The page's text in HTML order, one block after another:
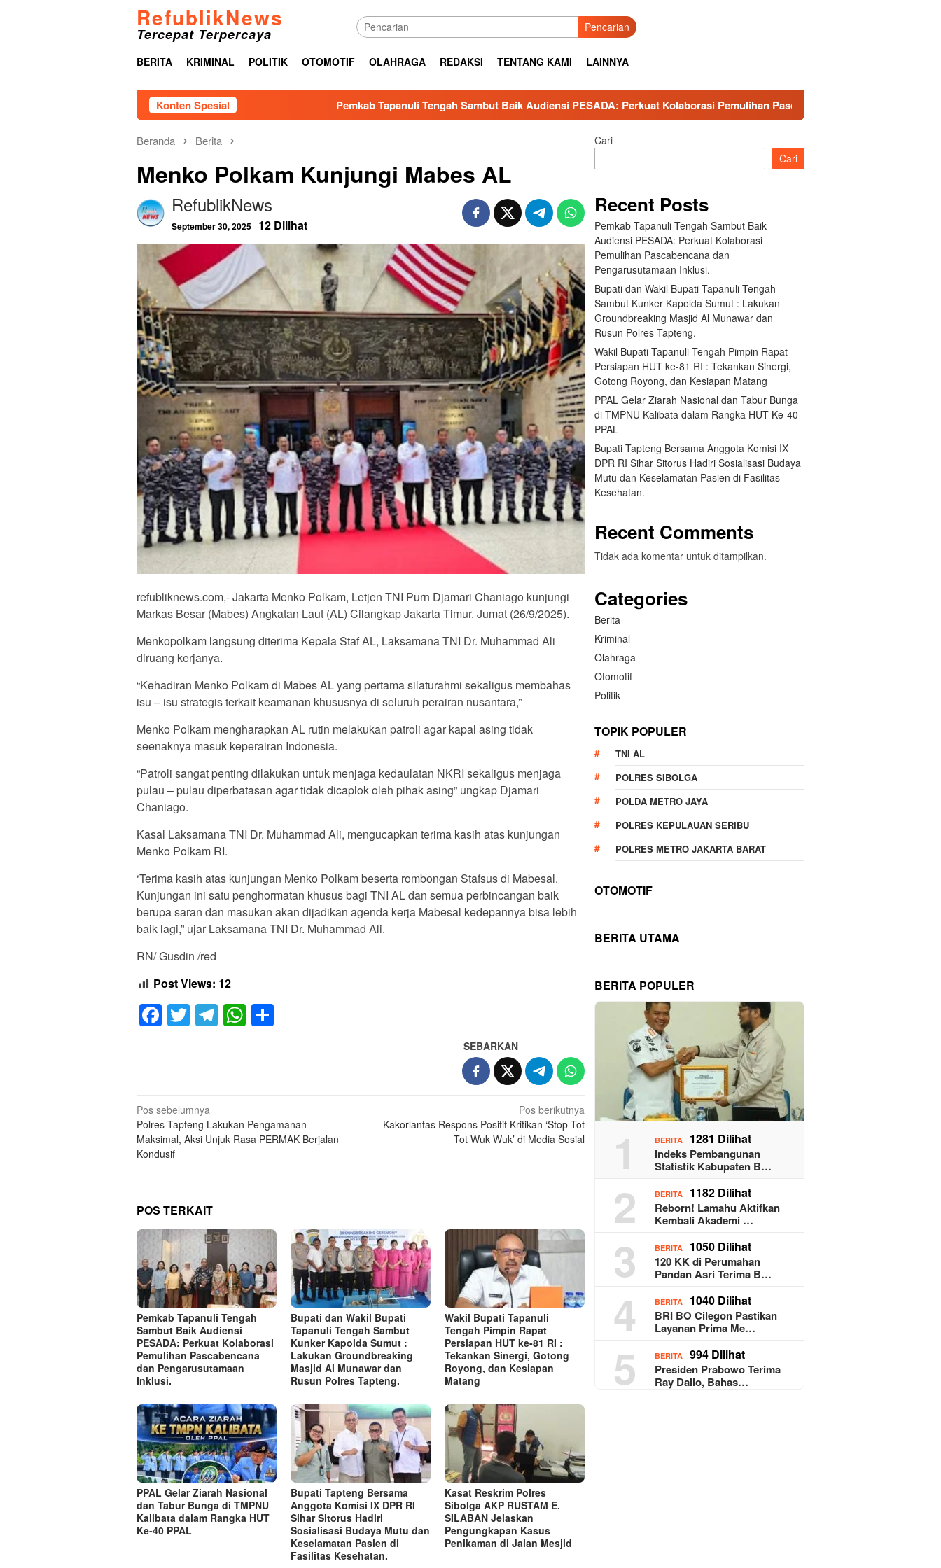
RefublikNews
Tercepat Terpercaya Pencarian
BERITA KRIMINAL POLITIK OTOMOTIF OLAHRAGA REDAKSI TENTANG KAMI LAINNYA
Konten Spesial Pemkab Tapanuli Tengah Sambut Baik Audiensi PESADA: Perkuat Kolaborasi Pemulihan Pascabencana dan Pengarusutamaan Inklusi.
Beranda Berita
Menko Polkam Kunjungi Mabes AL
RefublikNews
September 30, 2025 12 Dilihat
refubliknews.com,- Jakarta Menko Polkam, Letjen TNI Purn Djamari Chaniago kunjungi
Markas Besar (Mabes) Angkatan Laut (AL) Cilangkap Jakarta Timur. Jumat (26/9/2025).
Menkopolkam langsung diterima Kepala Staf AL, Laksamana TNI Dr. Muhammad Ali
diruang kerjanya.
“Kehadiran Menko Polkam di Mabes AL yang pertama silaturahmi sekaligus membahas
isu – isu strategis terkait keamanan khususnya di seluruh perairan nusantara,”
Menko Polkam mengharapkan AL rutin melakukan patroli agar kapal asing tidak
seenaknya masuk keperairan Indonesia.
“Patroli sangat penting dilakukan untuk menjaga kedaulatan NKRI sekaligus menjaga
pulau – pulau diperbatasan agar tidak dicaplok oleh pihak asing” ungkap Djamari
Chaniago.
Kasal Laksamana TNI Dr. Muhammad Ali, mengucapkan terima kasih atas kunjungan
Menko Polkam RI.
‘Terima kasih atas kunjungan Menko Polkam beserta rombongan Stafsus di Mabesal.
Kunjungan ini satu penghormatan khusus bagi TNI AL dan semua perbincangan baik
berupa saran dan masukan akan dijadikan agenda kerja Mabesal kedepannya bisa lebih
baik lagi,” ujar Laksamana TNI Dr. Muhammad Ali.
RN/ Gusdin /red
Post Views: 12
Facebook
TwitterTelegram
WhatsApp
SEBARKAN
Navigasi
pos
Pos sebelumnya
Polres Tapteng Lakukan Pengamanan
Maksimal, Aksi Unjuk Rasa PERMAK Berjalan
Kondusif
Pos berikutnya
Kakorlantas Respons Positif Kritikan ‘Stop Tot
Tot Wuk Wuk’ di Media Sosial
POS TERKAIT
Pemkab Tapanuli Tengah
Sambut Baik Audiensi
PESADA: Perkuat Kolaborasi
Pemulihan Pascabencana
dan Pengarusutamaan
Inklusi.
Bupati dan Wakil Bupati
Tapanuli Tengah Sambut
Kunker Kapolda Sumut :
Lakukan Groundbreaking
Masjid Al Munawar dan
Rusun Polres Tapteng.
Wakil Bupati Tapanuli
Tengah Pimpin Rapat
Persiapan HUT ke-81 RI :
Tekankan Sinergi, Gotong
Royong, dan Kesiapan
Matang
PPAL Gelar Ziarah Nasional
dan Tabur Bunga di TMPNU
Kalibata dalam Rangka HUT
Ke-40 PPAL
Bupati Tapteng Bersama
Anggota Komisi IX DPR RI
Sihar Sitorus Hadiri
Sosialisasi Budaya Mutu dan
Keselamatan Pasien di
Fasilitas Kesehatan.
Kasat Reskrim Polres
Sibolga AKP RUSTAM E.
SILABAN Jelaskan
Pengungkapan Kasus
Penikaman di Jalan Mesjid
Cari
Cari
Recent Posts
Pemkab Tapanuli Tengah Sambut Baik
Audiensi PESADA: Perkuat Kolaborasi
Pemulihan Pascabencana dan
Pengarusutamaan Inklusi.
Bupati dan Wakil Bupati Tapanuli Tengah
Sambut Kunker Kapolda Sumut : Lakukan
Groundbreaking Masjid Al Munawar dan
Rusun Polres Tapteng.
Wakil Bupati Tapanuli Tengah Pimpin Rapat
Persiapan HUT ke-81 RI : Tekankan Sinergi,
Gotong Royong, dan Kesiapan Matang
PPAL Gelar Ziarah Nasional dan Tabur Bunga
di TMPNU Kalibata dalam Rangka HUT Ke-40
PPAL
Bupati Tapteng Bersama Anggota Komisi IX
DPR RI Sihar Sitorus Hadiri Sosialisasi Budaya
Mutu dan Keselamatan Pasien di Fasilitas
Kesehatan.
Recent Comments
Tidak ada komentar untuk ditampilkan.
Categories
Berita
Kriminal
Olahraga
Otomotif
Politik
TOPIK POPULER
TNI AL
POLRES SIBOLGA
POLDA METRO JAYA
POLRES KEPULAUAN SERIBU
POLRES METRO JAKARTA BARAT
OTOMOTIF
BERITA UTAMA
BERITA POPULER
1 BERITA 1281 Dilihat
Indeks Pembangunan
Statistik Kabupaten B…
2 BERITA 1182 Dilihat
Reborn! Lamahu Aktifkan
Kembali Akademi …
3 BERITA 1050 Dilihat
120 KK di Perumahan
Pandan Asri Terima B…
4 BERITA 1040 Dilihat
BRI BO Cilegon Pastikan
Layanan Prima Me…
5 BERITA 994 Dilihat
Presiden Prabowo Terima
Ray Dalio, Bahas…